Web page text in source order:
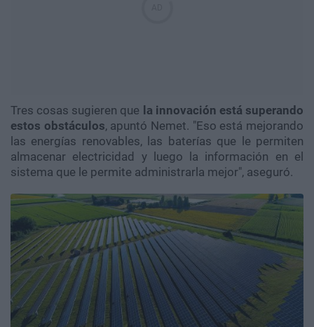
Tres cosas sugieren que la innovación está superando
estos obstáculos, apuntó Nemet. "Eso está mejorando
las energías renovables, las baterías que le permiten
almacenar electricidad y luego la información en el
sistema que le permite administrarla mejor", aseguró.